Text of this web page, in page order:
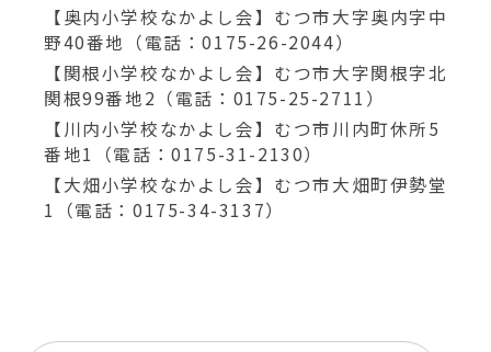
【奥内小学校なかよし会】むつ市大字奥内字中
野40番地（電話：0175-26-2044）
【関根小学校なかよし会】むつ市大字関根字北
関根99番地2（電話：0175-25-2711）
【川内小学校なかよし会】むつ市川内町休所5
番地1（電話：0175-31-2130）
【大畑小学校なかよし会】むつ市大畑町伊勢堂
1（電話：0175-34-3137）